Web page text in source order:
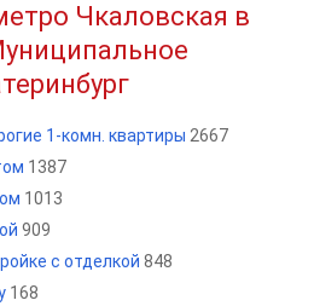
Чкаловская в
1-комн. квартиры 2667
1387
1013
909
с отделкой 848
168